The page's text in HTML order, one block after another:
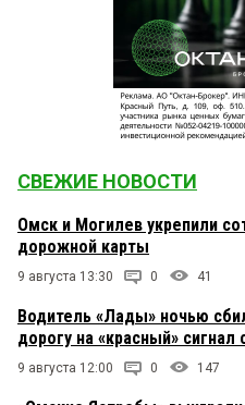
СВЕЖИЕ НОВОСТИ
Омск и Могилев укрепили
дорожной карты
9 августа 13:30 0 41
Водитель «Лады» ночью
дорогу на «красный» сигнал
9 августа 12:00 0 147